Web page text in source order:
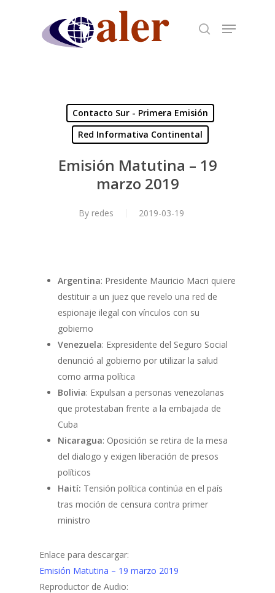
Contacto Sur - Primera Emisión
Red Informativa Continental
Emisión Matutina – 19
marzo 2019
By redes 2019-03-19
Argentina: Presidente Mauricio Macri quiere
destituir a un juez que revelo una red de
espionaje ilegal con vínculos con su
gobierno
Venezuela: Expresidente del Seguro Social
denunció al gobierno por utilizar la salud
como arma política
Bolivia: Expulsan a personas venezolanas
que protestaban frente a la embajada de
Cuba
Nicaragua: Oposición se retira de la mesa
del dialogo y exigen liberación de presos
políticos
Haití: Tensión política continúa en el país
tras moción de censura contra primer
ministro
Enlace para descargar:
Emisión Matutina – 19 marzo 2019
Reproductor de Audio: